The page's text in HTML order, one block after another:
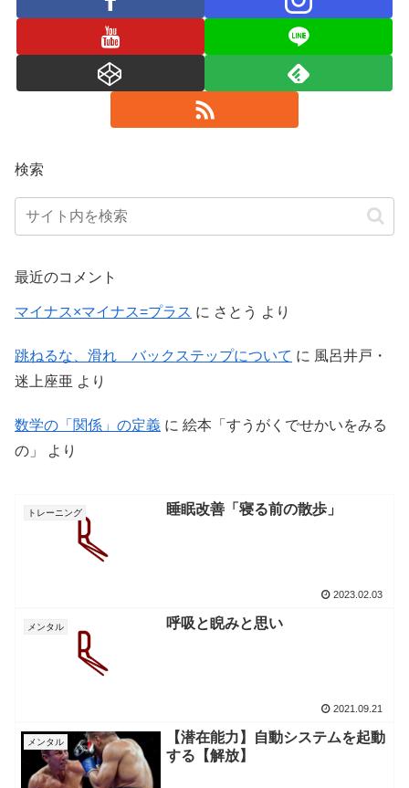
検索
最近のコメント
マイナス×マイナス=プラス に さとう より
跳ねるな、滑れ バックステップについて に 風呂井戸・
迷上座亜 より
数学の「関係」の定義 に 絵本「すうがくでせかいをみる
の」
より
トレーニング 睡眠改善「寝る前の散歩」
2023.02.03
メンタル 呼吸と睨みと思い
2021.09.21
メンタル
【潜在能力】自動システムを起動
する【解放】